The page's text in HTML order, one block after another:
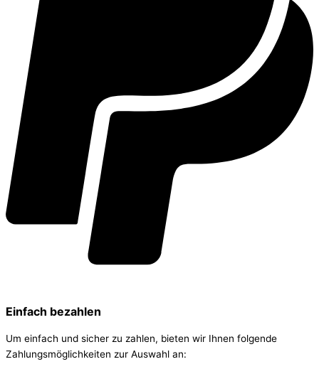
Einfach bezahlen
Um einfach und sicher zu zahlen, bieten wir Ihnen folgende
Zahlungsmöglichkeiten zur Auswahl an: